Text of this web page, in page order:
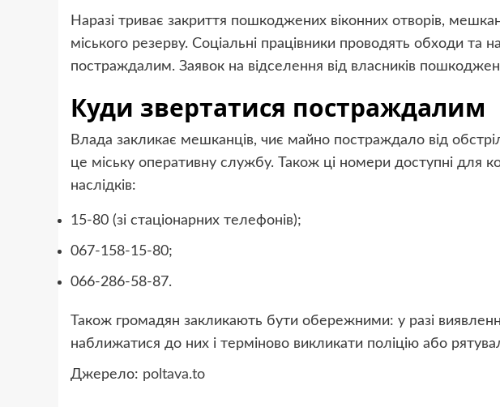
Наразі триває закриття пошкоджених віконних отворів,
міського резерву. Соціальні працівники проводять обходи та
постраждалим. Заявок на відселення від власників
Куди звертатися постраждалим
Влада закликає мешканців, чиє майно постраждало від
це міську оперативну службу. Також ці номери доступні для
наслідків:
15-80 (зі стаціонарних телефонів);
067-158-15-80;
066-286-58-87.
Також громадян закликають бути обережними: у разі
наближатися до них і терміново викликати поліцію або
Джерело: poltava.to